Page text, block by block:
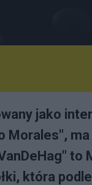
jako
Morales",
to
która